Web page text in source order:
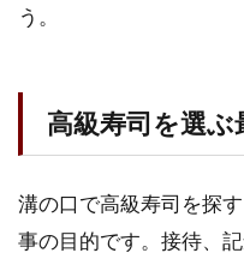
1.1
高級
寿司
ぶ最
初の
う。
高級寿司を選ぶ
溝の口で高級寿司を探
事の目的です。接待、